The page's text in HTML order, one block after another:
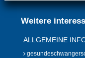
Weitere
ALLGEMEINE